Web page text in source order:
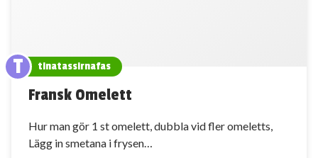
T tinatassirnafas
Fransk Omelett
Hur man gör 1 st omelett, dubbla vid fler omeletts,
Lägg in smetana i frysen…